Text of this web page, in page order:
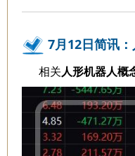
7月12日简讯
相关人形机器人概